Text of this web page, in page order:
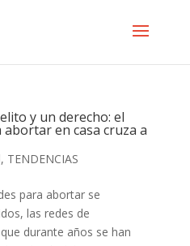
y un derecho: el
en casa cruza a
, TENDENCIAS
para abortar se
las redes de
durante años se han